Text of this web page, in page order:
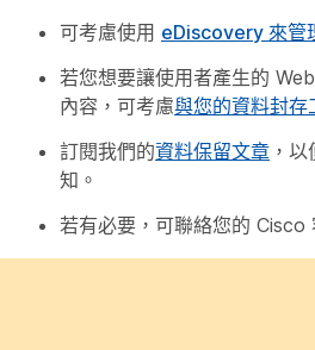
可考慮使用 eDiscovery 來管
若您想要讓使用者產生的
內容，可考慮與您的資料封存
訂閱我們的資料保留文章 ，
知。
若有必要，可聯絡您的 Cisco